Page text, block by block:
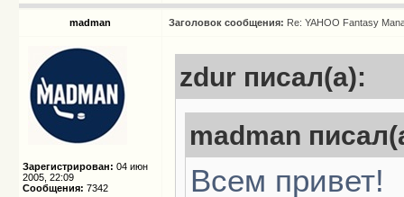
madman Заголовок сообщения: Re: YAHOO Fantasy
Зарегистрирован: 04 июн
2005, 22:09
Сообщения: 7342
zdur писал(а):
madman
Всем привет!